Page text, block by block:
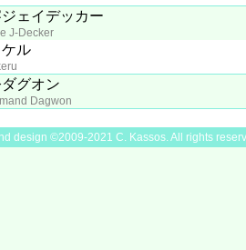
ェイデッカー
J-Decker
ル
グオン
Dagwon
design ©2009-2021 C. Kassos. All rights